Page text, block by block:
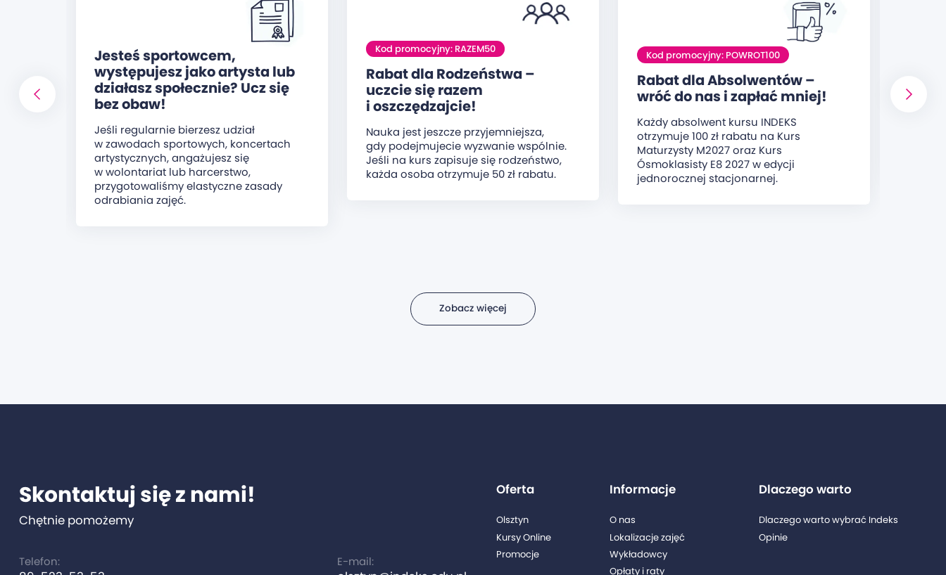
Jesteś sportowcem,
występujesz jako artysta lub
działasz społecznie? Ucz się
bez obaw!
Jeśli regularnie bierzesz udział
w zawodach sportowych, koncertach
artystycznych, angażujesz się
w wolontariat lub harcerstwo,
przygotowaliśmy elastyczne zasady
odrabiania zajęć.
Kod promocyjny: RAZEM50
Rabat dla Rodzeństwa –
uczcie się razem
i oszczędzajcie!
Nauka jest jeszcze przyjemniejsza,
gdy podejmujecie wyzwanie wspólnie.
Jeśli na kurs zapisuje się rodzeństwo,
każda osoba otrzymuje 50 zł rabatu.
Kod promocyjny: POWROT100
Rabat dla Absolwentów –
wróć do nas i zapłać mniej!
Każdy absolwent kursu INDEKS
otrzymuje 100 zł rabatu na Kurs
Maturzysty M2027 oraz Kurs
Ósmoklasisty E8 2027 w edycji
jednorocznej stacjonarnej.
decyzji
Zobacz więcej
Skontaktuj się z nami!
Chętnie pomożemy
Telefon: E-mail:
Oferta
Olsztyn
Kursy Online
Promocje
Informacje
O nas
Lokalizacje zajęć
Wykładowcy
Opłaty i raty
Dlaczego warto
Dlaczego warto wybrać Indeks
Opinie